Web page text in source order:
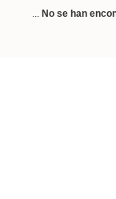
... No se han